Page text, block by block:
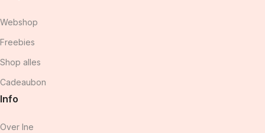
Webshop
Freebies
Shop alles
Cadeaubon
Info
Over Ine